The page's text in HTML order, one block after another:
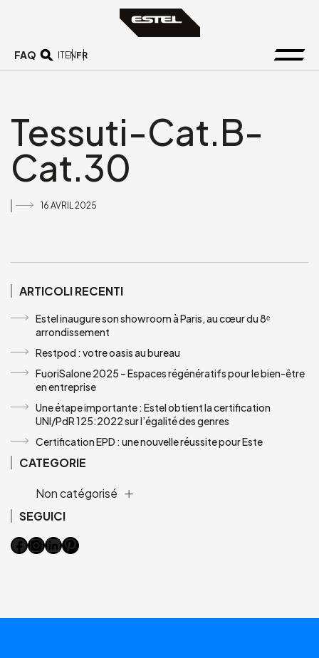
FAQ ITEN FR
Tessuti-Cat.B-
Cat.30
16 AVRIL 2025
ARTICOLI RECENTI
Estel inaugure son showroom à Paris, au cœur du 8ᵉ
arrondissement
Restpod : votre oasis au bureau
FuoriSalone 2025 – Espaces régénératifs pour le bien-être
en entreprise
Une étape importante : Estel obtient la certification
UNI/PdR 125:2022 sur l’égalité des genres
Certification EPD : une nouvelle réussite pour Este
CATEGORIE
Non catégorisé
SEGUICI
Facebook
Instagram
LinkedIn
Pinterest